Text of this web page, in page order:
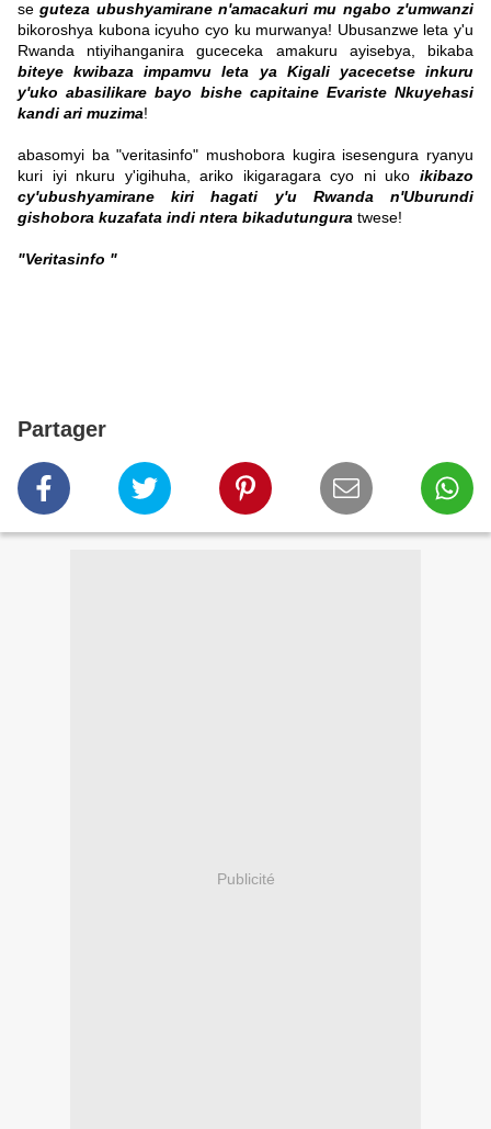
seguteza ubushyamirane n'amacakuri mu ngabo z'umwanzi
bikoroshya kubona icyuho cyo ku murwanya! Ubusanzwe leta y'u
Rwanda ntiyihanganira guceceka amakuru ayisebya, bikaba
biteye kwibaza impamvu leta ya Kigali yacecetse inkuru
y'uko abasilikare bayo bishe capitaine Evariste Nkuyehasi
kandi ari muzima!
abasomyi ba "veritasinfo" mushobora kugira isesengura ryanyu
kuri iyi nkuru y'igihuha, ariko ikigaragara cyo ni uko ikibazo
cy'ubushyamirane kiri hagati y'u Rwanda n'Uburundi
gishobora kuzafata indi ntera bikadutungura twese!
"Veritasinfo "
Partager
Publicité